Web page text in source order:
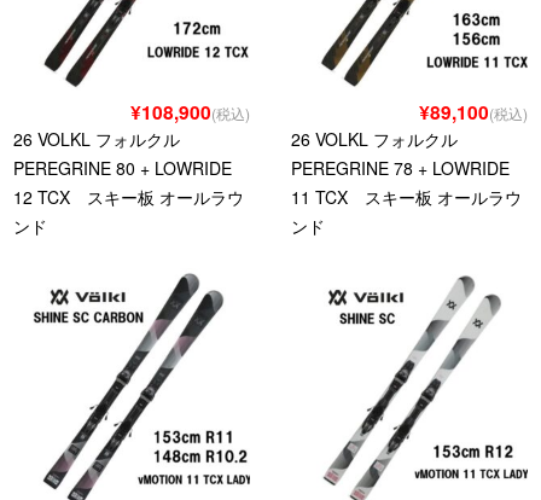
¥108,900(税込)
26 VOLKL フォルクル
PEREGRINE 80 + LOWRIDE
12 TCX スキー板 オールラウ
ンド
¥89,100(税込)
26 VOLKL フォルクル
PEREGRINE 78 + LOWRIDE
11 TCX スキー板 オールラウ
ンド